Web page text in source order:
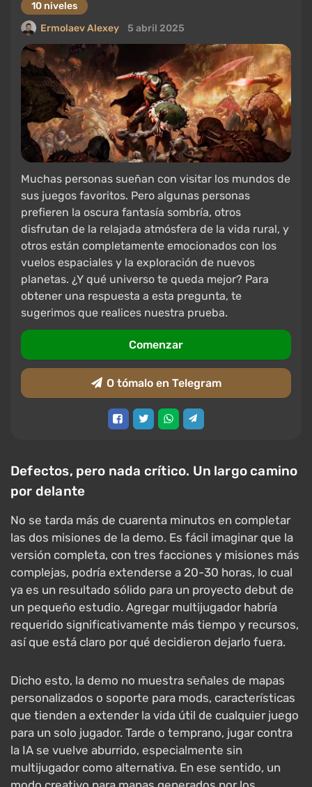
10 niveles
Ermolaev Alexey
5 abril 2025
Muchas personas sueñan con visitar los mundos de
sus juegos favoritos. Pero algunas personas
prefieren la oscura fantasía sombría, otros
disfrutan de la relajada atmósfera de la vida rural, y
otros están completamente emocionados con los
vuelos espaciales y la exploración de nuevos
planetas. ¿Y qué universo te queda mejor? Para
obtener una respuesta a esta pregunta, te
sugerimos que realices nuestra prueba.
Comenzar
O tómalo en Telegram
Defectos, pero nada crítico. Un largo camino
por delante
No se tarda más de cuarenta minutos en completar
las dos misiones de la demo. Es fácil imaginar que la
versión completa, con tres facciones y misiones más
complejas, podría extenderse a 20-30 horas, lo cual
ya es un resultado sólido para un proyecto debut de
un pequeño estudio. Agregar multijugador habría
requerido significativamente más tiempo y recursos,
así que está claro por qué decidieron dejarlo fuera.
Dicho esto, la demo no muestra señales de mapas
personalizados o soporte para mods, características
que tienden a extender la vida útil de cualquier juego
para un solo jugador. Tarde o temprano, jugar contra
la IA se vuelve aburrido, especialmente sin
multijugador como alternativa. En ese sentido, un